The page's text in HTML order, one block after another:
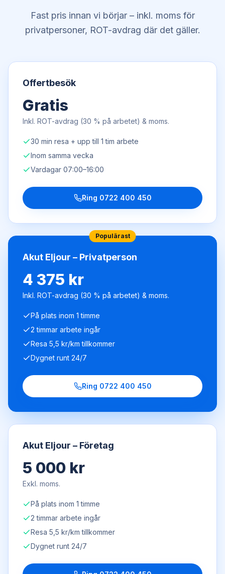
Fast pris innan vi börjar – inkl. moms för
privatpersoner, ROT-avdrag där det gäller.
Offertbesök
Gratis
Inkl. ROT-avdrag (30 % på arbetet) & moms.
30 min resa + upp till 1 tim arbete
Inom samma vecka
Vardagar 07:00–16:00
Ring 0722 400 450
Populärast
Akut Eljour – Privatperson
4 375 kr
Inkl. ROT-avdrag (30 % på arbetet) & moms.
På plats inom 1 timme
2 timmar arbete ingår
Resa 5,5 kr/km tillkommer
Dygnet runt 24/7
Ring 0722 400 450
Akut Eljour – Företag
5 000 kr
Exkl. moms.
På plats inom 1 timme
2 timmar arbete ingår
Resa 5,5 kr/km tillkommer
Dygnet runt 24/7